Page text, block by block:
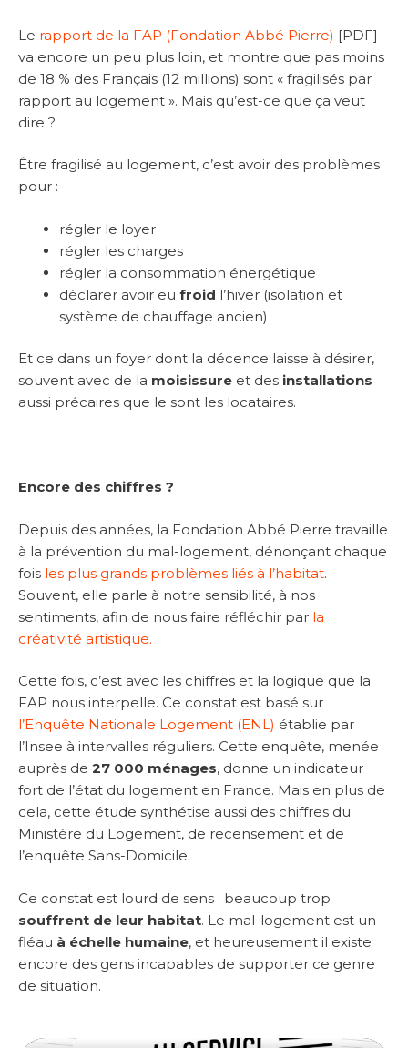
Le rapport de la FAP (Fondation Abbé Pierre) [PDF]
va encore un peu plus loin, et montre que pas moins
de 18 % des Français (12 millions) sont « fragilisés par
rapport au logement ». Mais qu’est-ce que ça veut
dire ?
Être fragilisé au logement, c’est avoir des problèmes
pour :
régler le loyer
régler les charges
régler la consommation énergétique
déclarer avoir eu froid l’hiver (isolation et
système de chauffage ancien)
Et ce dans un foyer dont la décence laisse à désirer,
souvent avec de la moisissure et des installations
aussi précaires que le sont les locataires.
Encore des chiffres ?
Depuis des années, la Fondation Abbé Pierre travaille
à la prévention du mal-logement, dénonçant chaque
fois les plus grands problèmes liés à l’habitat.
Souvent, elle parle à notre sensibilité, à nos
sentiments, afin de nous faire réfléchir par la
créativité artistique.
Cette fois, c’est avec les chiffres et la logique que la
FAP nous interpelle. Ce constat est basé sur
l’Enquête Nationale Logement (ENL) établie par
l’Insee à intervalles réguliers. Cette enquête, menée
auprès de 27 000 ménages, donne un indicateur
fort de l’état du logement en France. Mais en plus de
cela, cette étude synthétise aussi des chiffres du
Ministère du Logement, de recensement et de
l’enquête Sans-Domicile.
Ce constat est lourd de sens : beaucoup trop
souffrent de leur habitat. Le mal-logement est un
fléau à échelle humaine, et heureusement il existe
encore des gens incapables de supporter ce genre
de situation.